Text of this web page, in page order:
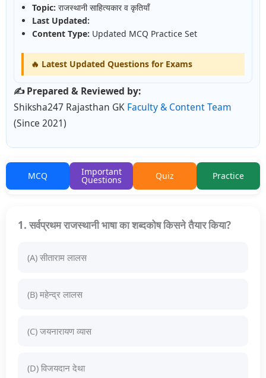
Topic: राजस्थानी साहित्यकार व कृतियाँ
Last Updated:
Content Type: Updated MCQ Practice Set
🔥 Latest Updated Questions for Exams
✍️ Prepared & Reviewed by:
Shiksha247 Rajasthan GK Faculty & Content Team
(Since 2021)
MCQ Important
Questions Quiz Practice
1. सर्वप्रथम राजस्थानी भाषा का शब्दकोष किसने तैयार किया?
(A) सीताराम लालस
(B) महेन्द्र लालस
(C) जयनारायण व्यास
(D) विजयदान देथा